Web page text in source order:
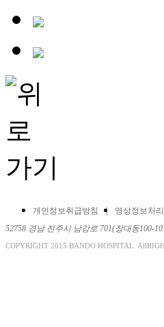
개인정보취급방침 영상정보처
52758 경남 진주시 남강로 701(장대동100-
COPYRIGHT 2015 BANDO HOSPITAL.